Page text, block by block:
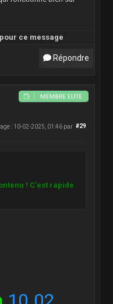
ce message
Répondre
#29
: 10-02-2025, 01:46 par
! C'est rapide